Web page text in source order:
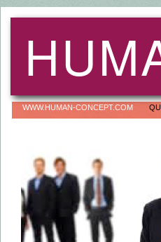
WWW.HUMAN-CONCEPT.COM